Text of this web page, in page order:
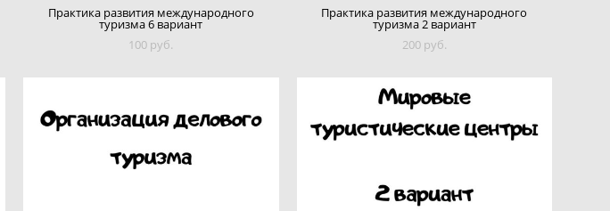
Практика развития международного
туризма 6 вариант
100 pуб.
Практика развития международного
туризма 2 вариант
200 pуб.